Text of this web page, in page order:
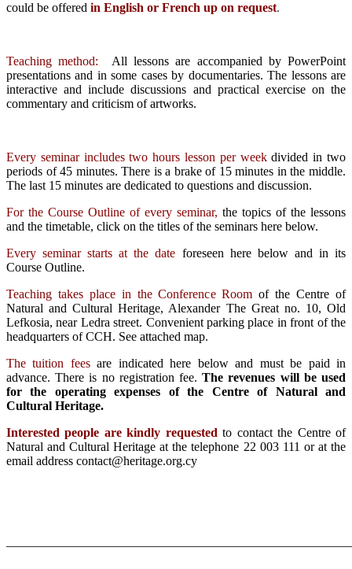
could be offered in English or French up on request.
Teaching method: All lessons are accompanied by PowerPoint
presentations and in some cases by documentaries. The lessons are
interactive and include discussions and practical exercise on the
commentary and criticism of artworks.
Every seminar includes two hours lesson per weekdivided in two
periods of 45 minutes. There is a brake of 15 minutes in the middle.
The last 15 minutes are dedicated to questions and discussion.
For the Course Outline of every seminar, the topics of the lessons
and the timetable, click on the titles of the seminars here below.
Every seminar starts at the date foreseen here below and in its
Course Outline.
Teaching takes place in the Conference Roomof the Centre of
Natural and Cultural Heritage, Alexander The Great no. 10, Old
Lefkosia, near Ledra street. Convenient parking place in front of the
headquarters of CCH. See attached map.
The tuition fees are indicated here below and must be paid in
advance. There is no registration fee.The revenues will be used
for the operating expenses of the Centre of Natural and
Cultural Heritage.
Interested people are kindly requestedto contact the Centre of
Natural and Cultural Heritage at the telephone 22 003 111 or at the
email address contact@heritage.org.cy